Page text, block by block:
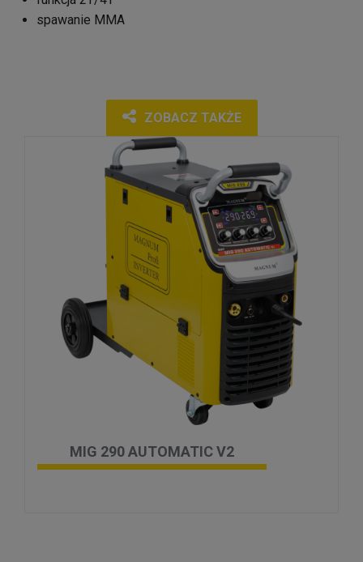
spawanie MMA
ZOBACZ TAKŻE
MIG 290 AUTOMATIC V2